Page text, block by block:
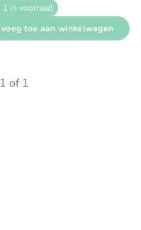
1 in voorraad
voeg toe aan winkelwagen
1 of 1